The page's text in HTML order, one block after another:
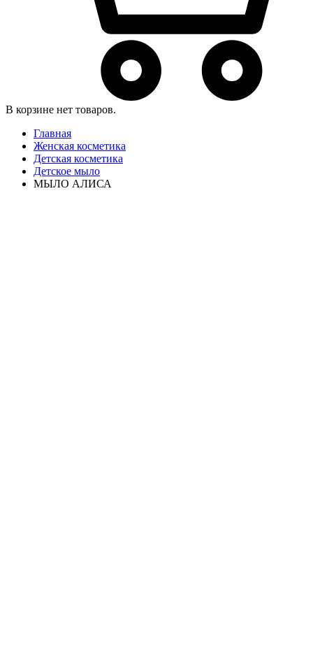
В корзине нет товаров.
Главная
Женская косметика
Детская косметика
Детское мыло
МЫЛО АЛИСА